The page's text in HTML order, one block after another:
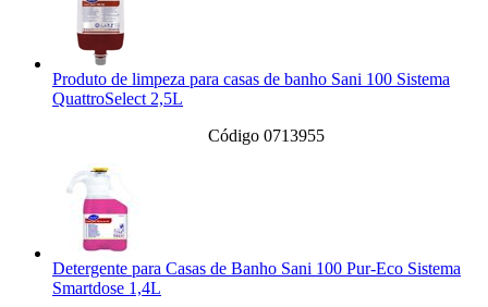
Produto de limpeza para casas de banho Sani 100 Sistema
QuattroSelect 2,5L
Código 0713955
Detergente para Casas de Banho Sani 100 Pur-Eco Sistema
Smartdose 1,4L